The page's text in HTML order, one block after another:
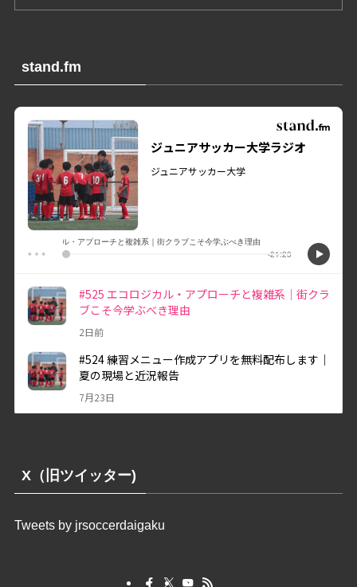
stand.fm
X（旧ツイッター)
Tweets by jrsoccerdaigaku